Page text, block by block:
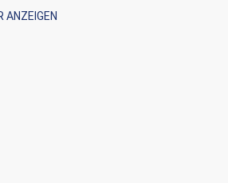
Merkmalen zählen PM8500: IP65 sowie
ANZEIGEN